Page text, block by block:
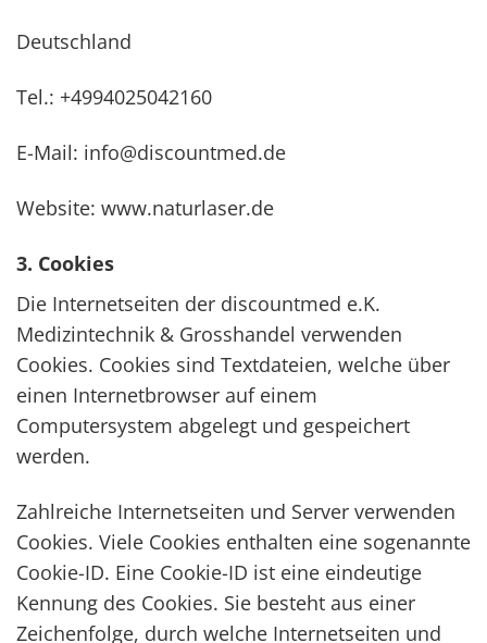
Deutschland
Tel.: +4994025042160
E-Mail: info@discountmed.de
Website: www.naturlaser.de
3. Cookies
Die Internetseiten der discountmed e.K.
Medizintechnik & Grosshandel verwenden
Cookies. Cookies sind Textdateien, welche über
einen Internetbrowser auf einem
Computersystem abgelegt und gespeichert
werden.
Zahlreiche Internetseiten und Server verwenden
Cookies. Viele Cookies enthalten eine sogenannte
Cookie-ID. Eine Cookie-ID ist eine eindeutige
Kennung des Cookies. Sie besteht aus einer
Zeichenfolge, durch welche Internetseiten und